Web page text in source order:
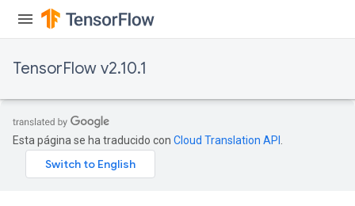
TensorFlow v2.10.1
Esta página se ha traducido con Cloud Translation API